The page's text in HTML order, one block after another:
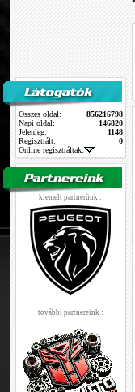
Összes oldal:
856216798
Napi oldal:
146820
Jelenleg:
1148
Regisztrált:
0
Online regisztráltak:
kiemelt partnerünk :
további partnereink :